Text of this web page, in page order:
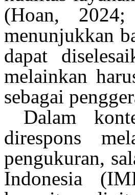
(Hoan,
menunjukkan
dapat
melainkan
sebagai
Dalam
direspons
pengukuran,
Indonesia